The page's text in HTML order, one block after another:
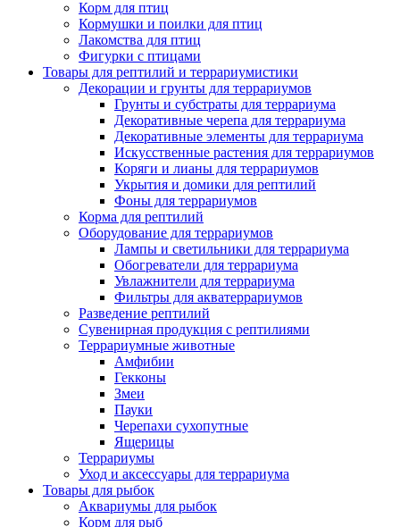
Корм для птиц
Кормушки и поилки для птиц
Лакомства для птиц
Фигурки с птицами
Товары для рептилий и террариумистики
Декорации и грунты для террариумов
Грунты и субстраты для террариума
Декоративные черепа для террариума
Декоративные элементы для террариума
Искусственные растения для террариумов
Коряги и лианы для террариумов
Укрытия и домики для рептилий
Фоны для террариумов
Корма для рептилий
Оборудование для террариумов
Лампы и светильники для террариума
Обогреватели для террариума
Увлажнители для террариума
Фильтры для акватеррариумов
Разведение рептилий
Сувенирная продукция с рептилиями
Террариумные животные
Амфибии
Гекконы
Змеи
Пауки
Черепахи сухопутные
Ящерицы
Террариумы
Уход и аксессуары для террариума
Товары для рыбок
Аквариумы для рыбок
Корм для рыб